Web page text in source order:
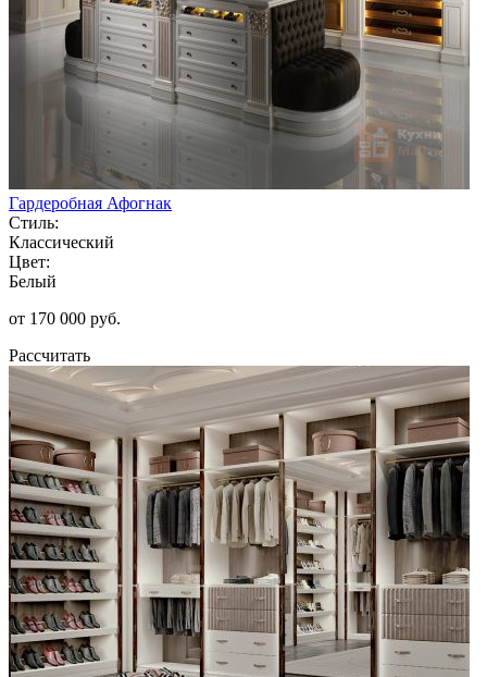
Гардеробная Афогнак
Стиль:
Классический
Цвет:
Белый
от 170 000 руб.
Рассчитать